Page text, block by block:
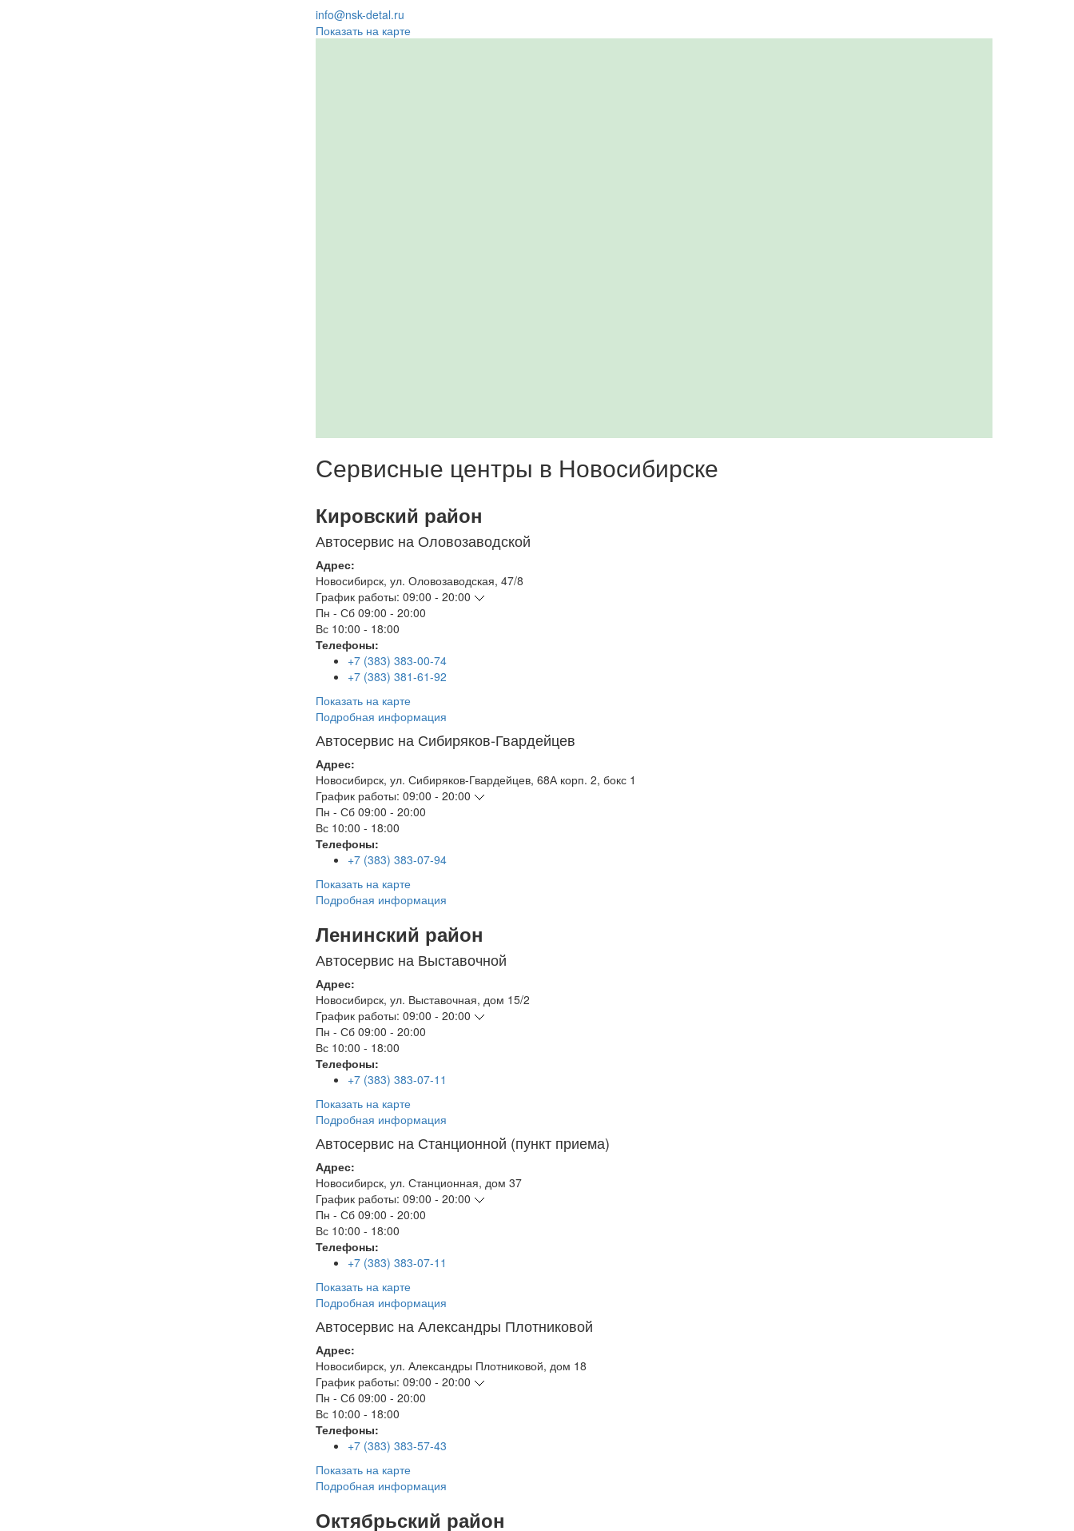
info@nsk-detal.ru
Показать на карте
Сервисные центры в Новосибирске
Кировский район
Автосервис на Оловозаводской
Адрес:
Новосибирск, ул. Оловозаводская, 47/8
График работы: 09:00 - 20:00
Пн - Сб 09:00 - 20:00
Вс 10:00 - 18:00
Телефоны:
+7 (383) 383-00-74
+7 (383) 381-61-92
Показать на карте
Подробная информация
Автосервис на Сибиряков-Гвардейцев
Адрес:
Новосибирск, ул. Сибиряков-Гвардейцев, 68А корп. 2, бокс 1
График работы: 09:00 - 20:00
Пн - Сб 09:00 - 20:00
Вс 10:00 - 18:00
Телефоны:
+7 (383) 383-07-94
Показать на карте
Подробная информация
Ленинский район
Автосервис на Выставочной
Адрес:
Новосибирск, ул. Выставочная, дом 15/2
График работы: 09:00 - 20:00
Пн - Сб 09:00 - 20:00
Вс 10:00 - 18:00
Телефоны:
+7 (383) 383-07-11
Показать на карте
Подробная информация
Автосервис на Станционной (пункт приема)
Адрес:
Новосибирск, ул. Станционная, дом 37
График работы: 09:00 - 20:00
Пн - Сб 09:00 - 20:00
Вс 10:00 - 18:00
Телефоны:
+7 (383) 383-07-11
Показать на карте
Подробная информация
Автосервис на Александры Плотниковой
Адрес:
Новосибирск, ул. Александры Плотниковой, дом 18
График работы: 09:00 - 20:00
Пн - Сб 09:00 - 20:00
Вс 10:00 - 18:00
Телефоны:
+7 (383) 383-57-43
Показать на карте
Подробная информация
Октябрьский район